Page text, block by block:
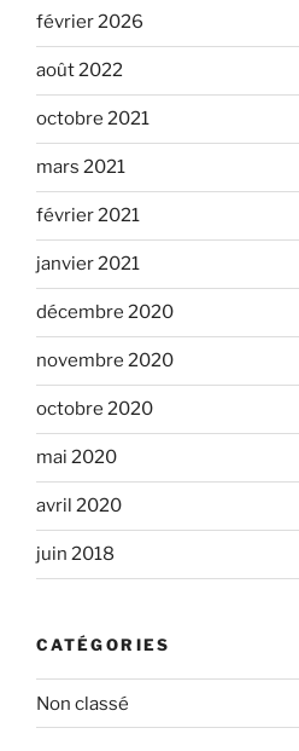
février 2026
août 2022
octobre 2021
mars 2021
février 2021
janvier 2021
décembre 2020
novembre 2020
octobre 2020
mai 2020
avril 2020
juin 2018
CATÉGORIES
Non classé